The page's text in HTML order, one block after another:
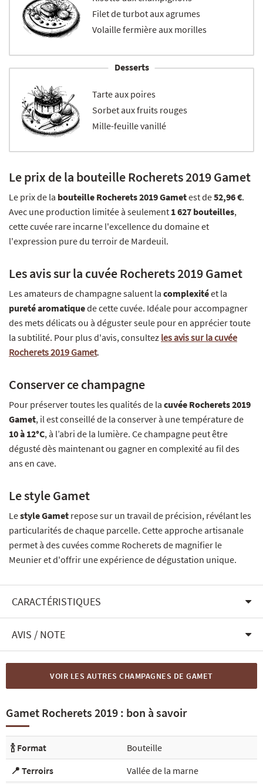
Filet de turbot aux agrumes
Volaille fermière aux morilles
Desserts
Tarte aux poires
Sorbet aux fruits rouges
Mille-feuille vanillé
Le prix de la bouteille Rocherets 2019 Gamet
Le prix de la bouteille Rocherets 2019 Gametest de52,96 €.
Avec une production limitée à seulement 1 627 bouteilles,
cette cuvée rare incarne l'excellence du domaine et
l'expression pure du terroir de Mardeuil.
Les avis sur la cuvée Rocherets 2019 Gamet
Les amateurs de champagne saluent la complexitéet la
pureté aromatiquede cette cuvée. Idéale pour accompagner
des mets délicats ou à déguster seule pour en apprécier toute
la subtilité. Pour plus d'avis, consultez les avis sur la cuvée
Rocherets 2019 Gamet.
Conserver ce champagne
Pour préserver toutes les qualités de la cuvée Rocherets 2019
Gamet, il est conseillé de la conserver à une température de
10 à 12°C, à l’abri de la lumière. Ce champagne peut être
dégusté dès maintenant ou gagner en complexité au fil des
ans en cave.
Le style Gamet
Lestyle Gamet repose sur un travail de précision, révélant les
particularités de chaque parcelle. Cette approche artisanale
permet à des cuvées comme Rocherets de magnifier le
Meunier et d'offrir une expérience de dégustation unique.
CARACTÉRISTIQUES
AVIS / NOTE
VOIR LES AUTRES CHAMPAGNES DE GAMET
Gamet Rocherets 2019 : bon à savoir
🍾 Format
Bouteille
📍 Terroirs
Vallée de la marne